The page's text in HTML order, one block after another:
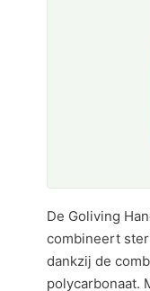
De Goliving
combineert
dankzij de
polycarbonaat.